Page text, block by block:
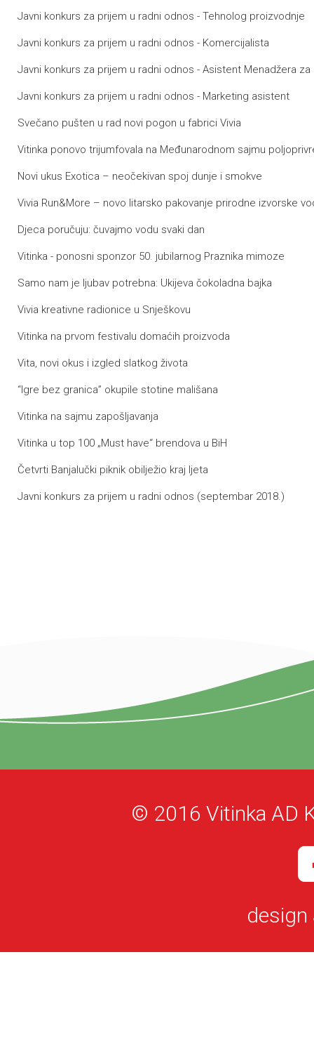
Javni konkurs za prijem u radni odnos - Tehnolog proizvodnje
Javni konkurs za prijem u radni odnos - Komercijalista
Javni konkurs za prijem u radni odnos - Asistent Menadžera
Javni konkurs za prijem u radni odnos - Marketing asistent
Svečano pušten u rad novi pogon u fabrici Vivia
Vitinka ponovo trijumfovala na Međunarodnom sajmu
Novi ukus Exotica – neočekivan spoj dunje i smokve
Vivia Run&More – novo litarsko pakovanje prirodne izvorske
Djeca poručuju: čuvajmo vodu svaki dan
Vitinka - ponosni sponzor 50. jubilarnog Praznika mimoze
Samo nam je ljubav potrebna: Ukijeva čokoladna bajka
Vivia kreativne radionice u Snješkovu
Vitinka na prvom festivalu domaćih proizvoda
Vita, novi okus i izgled slatkog života
“Igre bez granica” okupile stotine mališana
Vitinka na sajmu zapošljavanja
Vitinka u top 100 „Must have“ brendova u BiH
Četvrti Banjalučki piknik obilježio kraj ljeta
Javni konkurs za prijem u radni odnos (septembar 2018.)
© 2016 Vitinka AD
design